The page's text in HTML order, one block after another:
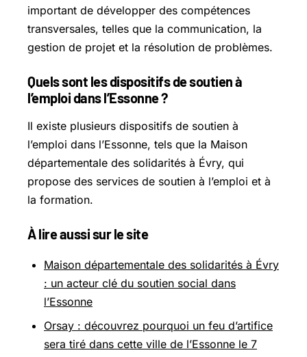
important de développer des compétences
transversales, telles que la communication, la
gestion de projet et la résolution de problèmes.
Quels sont les dispositifs de soutien à
l’emploi dans l’Essonne ?
Il existe plusieurs dispositifs de soutien à
l’emploi dans l’Essonne, tels que la Maison
départementale des solidarités à Évry, qui
propose des services de soutien à l’emploi et à
la formation.
À lire aussi sur le site
Maison départementale des solidarités à Évry
: un acteur clé du soutien social dans
l’Essonne
Orsay : découvrez pourquoi un feu d’artifice
sera tiré dans cette ville de l’Essonne le 7